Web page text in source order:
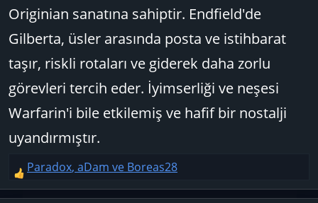
Originian sanatına sahiptir. Endfield'de
Gilberta, üsler arasında posta ve istihbarat
taşır, riskli rotaları ve giderek daha zorlu
görevleri tercih eder. İyimserliği ve neşesi
Warfarin'i bile etkilemiş ve hafif bir nostalji
uyandırmıştır.
T
e
Paradox, aDam ve Boreas28